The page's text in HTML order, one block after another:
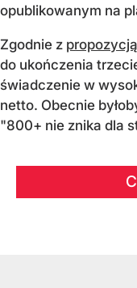
opublikowanym na
Zgodnie z
do ukończenia
świadczenie w
netto. Obecnie
"800+ nie znika dla